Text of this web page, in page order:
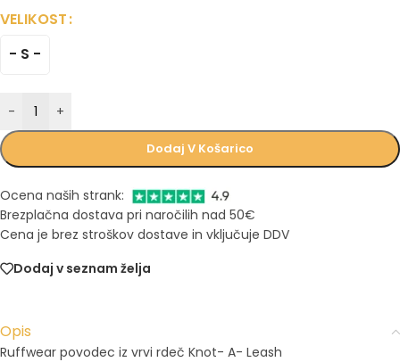
VELIKOST
- S -
- +
Dodaj V Košarico
Ocena naših strank:
Brezplačna dostava pri naročilih nad 50€
Cena je brez stroškov dostave in vključuje DDV
Dodaj v seznam želja
Opis
Ruffwear povodec iz vrvi rdeč Knot- A- Leash